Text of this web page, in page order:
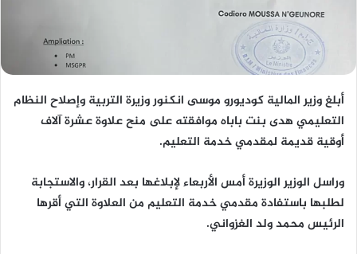
أبلغ وزير المالية كوديورو موسى انكنور وزيرة التربية وإصلاح النظام
التعليمي هدى بنت باباه موافقته على منح علاوة عشرة آلاف
أوقية قديمة لمقدمي خدمة التعليم.
وراسل الوزير الوزيرة أمس الأربعاء لإبلاغها بعد القرار، والاستجابة
لطلبها باستفادة مقدمي خدمة التعليم من العلاوة التي أقرها
الرئيس محمد ولد الغزواني.